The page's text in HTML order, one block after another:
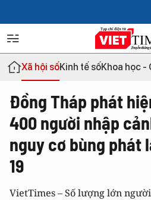
Xã hội sốKinh tế sốKhoa học -
Đồng Tháp phát
400 người nhập
nguy cơ bùng phát
19
VietTimes – Số lượng lớn